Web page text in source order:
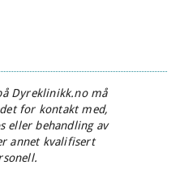
Dyreklinikk.no må
for kontakt med,
eller behandling av
annet kvalifisert